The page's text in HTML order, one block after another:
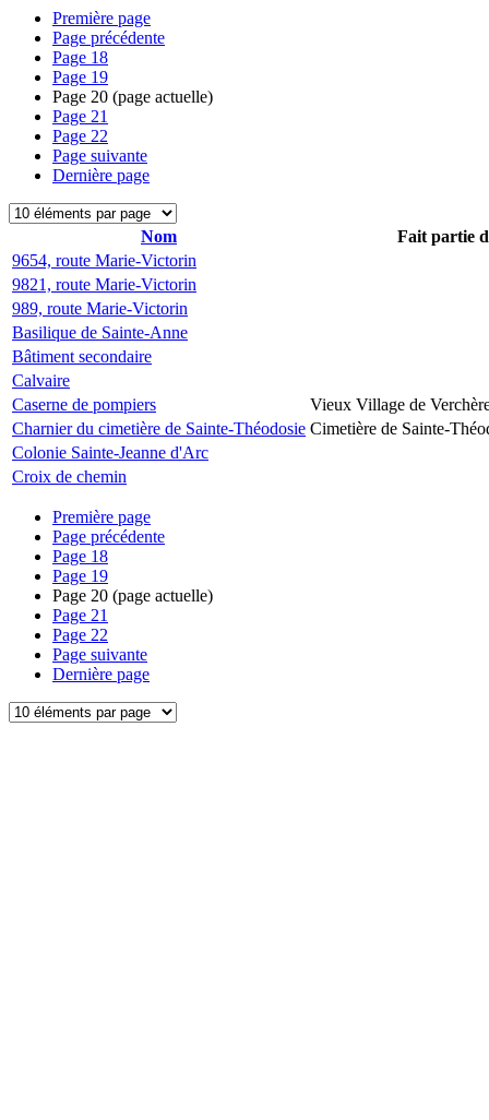
Première page
Page précédente
Page 18
Page 19
Page 20 (page actuelle)
Page 21
Page 22
Page suivante
Dernière page
Nom
Fait partie
9654, route Marie-Victorin
9821, route Marie-Victorin
989, route Marie-Victorin
Basilique de Sainte-Anne
Bâtiment secondaire
Calvaire
Caserne de pompiers
Vieux Village de
Charnier du cimetière de Sainte-Théodosie Cimetière de Sainte-
Colonie Sainte-Jeanne d'Arc
Croix de chemin
Première page
Page précédente
Page 18
Page 19
Page 20 (page actuelle)
Page 21
Page 22
Page suivante
Dernière page